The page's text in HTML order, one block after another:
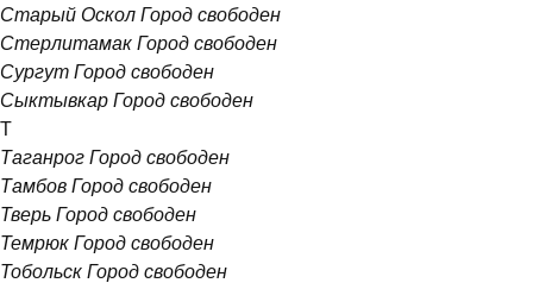
Старый Оскол Город свободен
Стерлитамак Город свободен
Сургут Город свободен
Сыктывкар Город свободен
Т
Таганрог Город свободен
Тамбов Город свободен
Тверь Город свободен
Темрюк Город свободен
Тобольск Город свободен